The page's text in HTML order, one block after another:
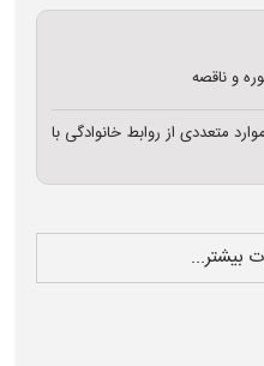
و ناقصه
متعددی از روابط خانوادگی با
بیشتر...